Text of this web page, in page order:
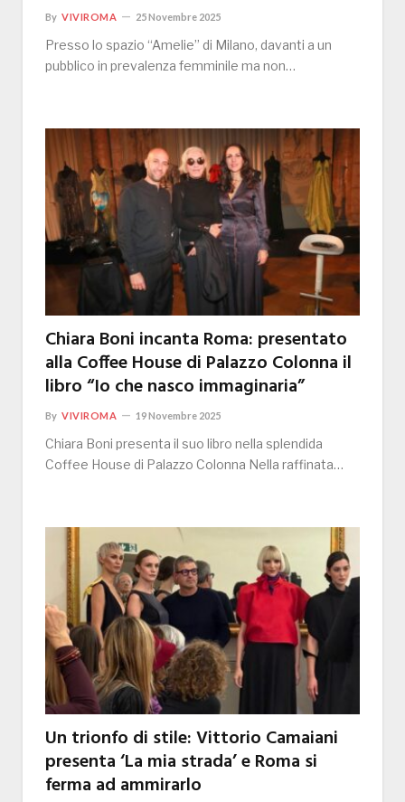
By VIVIROMA 25 Novembre 2025
Presso lo spazio “Amelie” di Milano, davanti a un
pubblico in prevalenza femminile ma non…
Chiara Boni incanta Roma: presentato
alla Coffee House di Palazzo Colonna il
libro “Io che nasco immaginaria”
By VIVIROMA 19 Novembre 2025
Chiara Boni presenta il suo libro nella splendida
Coffee House di Palazzo Colonna Nella raffinata…
Un trionfo di stile: Vittorio Camaiani
presenta ‘La mia strada’ e Roma si
ferma ad ammirarlo